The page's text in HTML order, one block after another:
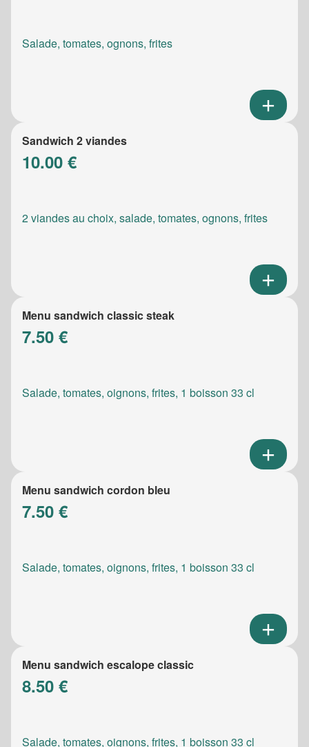
Salade, tomates, ognons, frites
Sandwich 2 viandes
10.00 €
2 viandes au choix, salade, tomates, ognons, frites
Menu sandwich classic steak
7.50 €
Salade, tomates, oignons, frites, 1 boisson 33 cl
Menu sandwich cordon bleu
7.50 €
Salade, tomates, oignons, frites, 1 boisson 33 cl
Menu sandwich escalope classic
8.50 €
Salade, tomates, oignons, frites, 1 boisson 33 cl